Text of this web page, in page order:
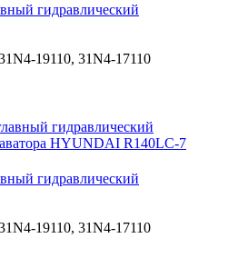
гидравлический
19110, 31N4-17110
гидравлический
19110, 31N4-17110